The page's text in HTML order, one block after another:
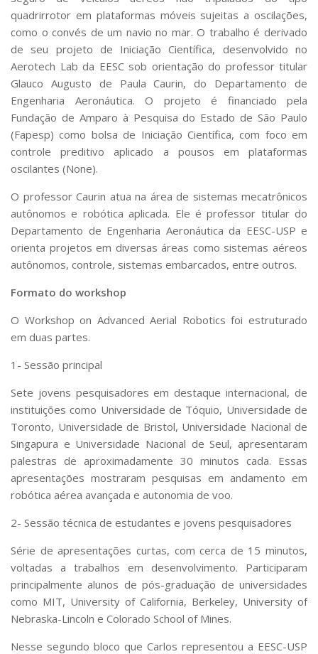
quadrirrotor em plataformas móveis sujeitas a oscilações,
como o convés de um navio no mar. O trabalho é derivado
de seu projeto de Iniciação Científica, desenvolvido no
Aerotech Lab da EESC sob orientação do professor titular
Glauco Augusto de Paula Caurin, do Departamento de
Engenharia Aeronáutica. O projeto é financiado pela
Fundação de Amparo à Pesquisa do Estado de São Paulo
(Fapesp) como bolsa de Iniciação Científica, com foco em
controle preditivo aplicado a pousos em plataformas
oscilantes (None).
O professor Caurin atua na área de sistemas mecatrônicos
autônomos e robótica aplicada. Ele é professor titular do
Departamento de Engenharia Aeronáutica da EESC-USP e
orienta projetos em diversas áreas como sistemas aéreos
autônomos, controle, sistemas embarcados, entre outros.
Formato do workshop
O Workshop on Advanced Aerial Robotics foi estruturado
em duas partes.
1- Sessão principal
Sete jovens pesquisadores em destaque internacional, de
instituições como Universidade de Tóquio, Universidade de
Toronto, Universidade de Bristol, Universidade Nacional de
Singapura e Universidade Nacional de Seul, apresentaram
palestras de aproximadamente 30 minutos cada. Essas
apresentações mostraram pesquisas em andamento em
robótica aérea avançada e autonomia de voo.
2- Sessão técnica de estudantes e jovens pesquisadores
Série de apresentações curtas, com cerca de 15 minutos,
voltadas a trabalhos em desenvolvimento. Participaram
principalmente alunos de pós-graduação de universidades
como MIT, University of California, Berkeley, University of
Nebraska-Lincoln e Colorado School of Mines.
Nesse segundo bloco que Carlos representou a EESC-USP